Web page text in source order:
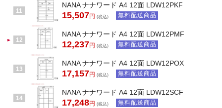
11
NANA ナナワード A4 12面 LDW12PKF
15,507円 (税込) 無料配送商品
12
NANA ナナワード A4 12面 LDW12PMF
12,237円 (税込) 無料配送商品
13
NANA ナナワード A4 12面 LDW12POX
17,157円 (税込) 無料配送商品
14
NANA ナナワード A4 12面 LDW12SCF
17,248円 (税込) 無料配送商品